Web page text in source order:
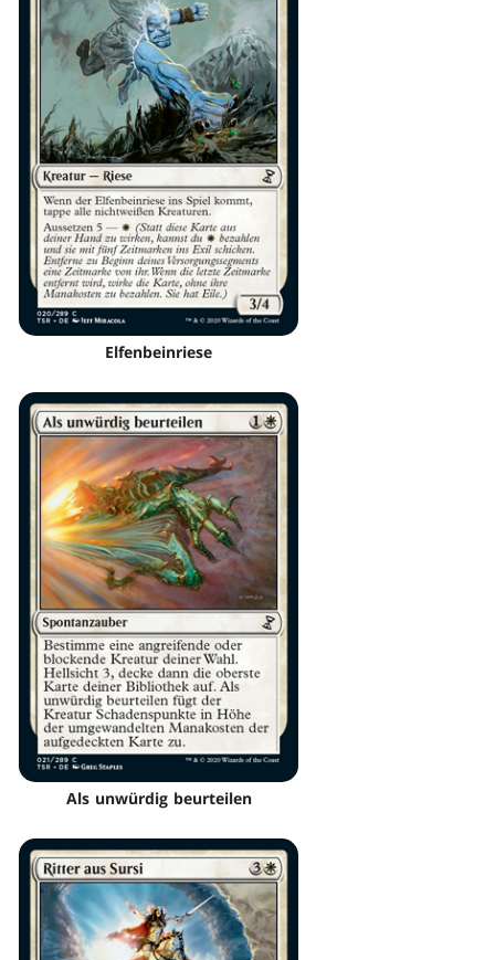
Elfenbeinriese
Als unwürdig beurteilen